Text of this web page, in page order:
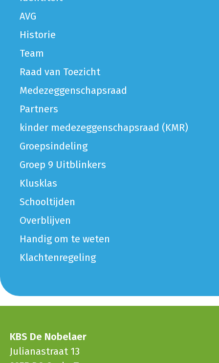
AVG
Historie
Team
Raad van Toezicht
Medezeggenschapsraad
Partners
kinder medezeggenschapsraad (KMR)
Groepsindeling
Groep 9 Uitblinkers
Klusklas
Schooltijden
Overblijven
Handig om te weten
Klachtenregeling
KBS De Nobelaer
Julianastraat 13